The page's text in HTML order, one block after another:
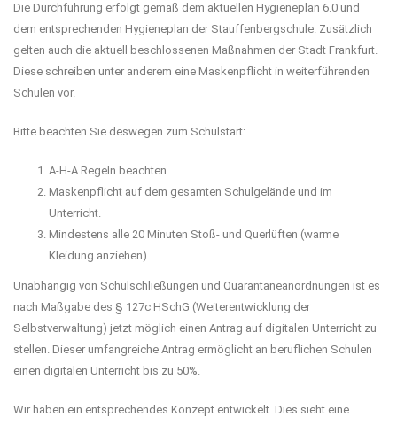
Die Durchführung erfolgt gemäß dem aktuellen Hygieneplan 6.0 und
dem entsprechenden Hygieneplan der Stauffenbergschule. Zusätzlich
gelten auch die aktuell beschlossenen Maßnahmen der Stadt Frankfurt.
Diese schreiben unter anderem eine Maskenpflicht in weiterführenden
Schulen vor.
Bitte beachten Sie deswegen zum Schulstart:
A-H-A Regeln beachten.
Maskenpflicht auf dem gesamten Schulgelände und im
Unterricht.
Mindestens alle 20 Minuten Stoß- und Querlüften (warme
Kleidung anziehen)
Unabhängig von Schulschließungen und Quarantäneanordnungen ist es
nach Maßgabe des § 127c HSchG (Weiterentwicklung der
Selbstverwaltung) jetzt möglich einen Antrag auf digitalen Unterricht zu
stellen. Dieser umfangreiche Antrag ermöglicht an beruflichen Schulen
einen digitalen Unterricht bis zu 50%.
Wir haben ein entsprechendes Konzept entwickelt. Dies sieht eine